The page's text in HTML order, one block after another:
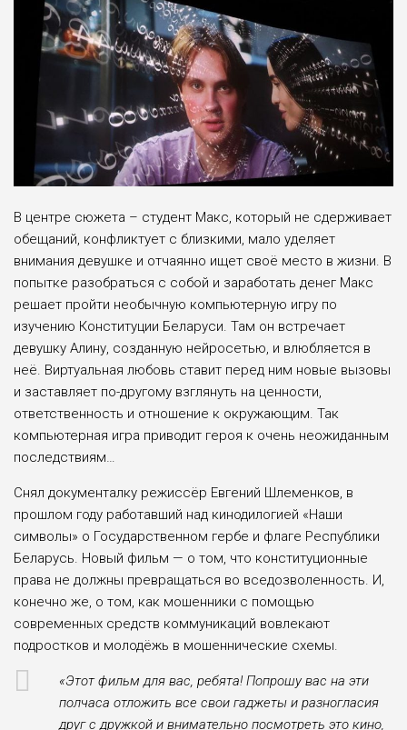
В центре сюжета – студент Макс, который не сдерживает
обещаний, конфликтует с близкими, мало уделяет
внимания девушке и отчаянно ищет своё место в жизни. В
попытке разобраться с собой и заработать денег Макс
решает пройти необычную компьютерную игру по
изучению Конституции Беларуси. Там он встречает
девушку Алину, созданную нейросетью, и влюбляется в
неё. Виртуальная любовь ставит перед ним новые вызовы
и заставляет по-другому взглянуть на ценности,
ответственность и отношение к окружающим. Так
компьютерная игра приводит героя к очень неожиданным
последствиям…
Снял документалку режиссёр Евгений Шлеменков, в
прошлом году работавший над кинодилогией «Наши
символы» о Государственном гербе и флаге Республики
Беларусь. Новый фильм — о том, что конституционные
права не должны превращаться во вседозволенность. И,
конечно же, о том, как мошенники с помощью
современных средств коммуникаций вовлекают
подростков и молодёжь в мошеннические схемы.
«Этот фильм для вас, ребята! Попрошу вас на эти
полчаса отложить все свои гаджеты и разногласия
друг с дружкой и внимательно посмотреть это кино,